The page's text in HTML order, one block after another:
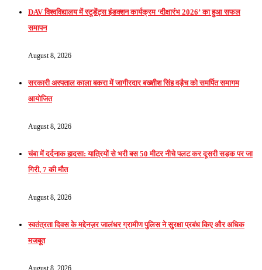
DAV विश्वविद्यालय में स्टूडेंट्स इंडक्शन कार्यक्रम ‘दीक्षारंभ 2026’ का हुआ सफल
समापन
August 8, 2026
सरकारी अस्पताल काला बकरा में जागीरदार बख्शीश सिंह वड़ैच को समर्पित समागम
आयोजित
August 8, 2026
चंबा में दर्दनाक हादसा: यात्रियों से भरी बस 50 मीटर नीचे पलट कर दूसरी सड़क पर जा
गिरी, 7 की मौत
August 8, 2026
स्वतंत्रता दिवस के मद्देनज़र जालंधर ग्रामीण पुलिस ने सुरक्षा प्रबंध किए और अधिक
मजबूत
August 8, 2026